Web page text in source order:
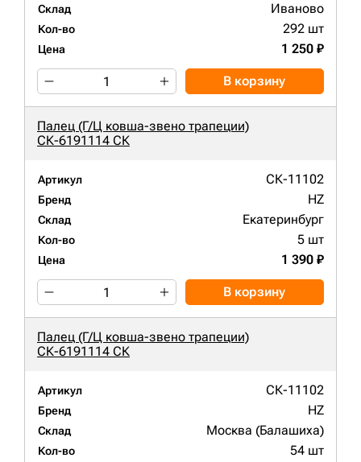
Склад Иваново
Кол-во 292 шт
Цена 1 250 ₽
В корзину
Палец (Г/Ц ковша-звено трапеции)
СК-6191114 СК
Артикул СК-11102
Бренд HZ
Склад Екатеринбург
Кол-во 5 шт
Цена 1 390 ₽
В корзину
Палец (Г/Ц ковша-звено трапеции)
СК-6191114 СК
Артикул СК-11102
Бренд HZ
Склад Москва (Балашиха)
Кол-во 54 шт